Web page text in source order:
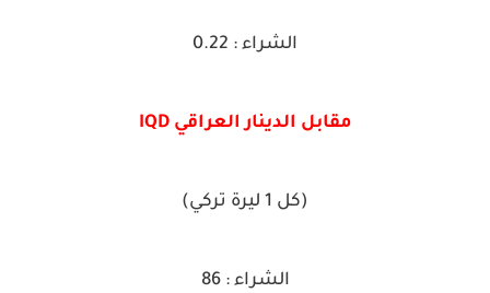
الشراء : 0.22
مقابل الدينار العراقي IQD
(كل 1 ليرة تركي)
الشراء : 86